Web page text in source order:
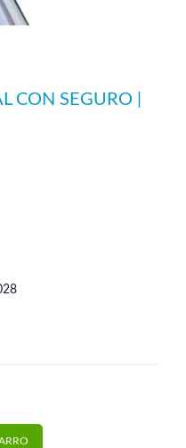
CON SEGURO |
| Task cantidad